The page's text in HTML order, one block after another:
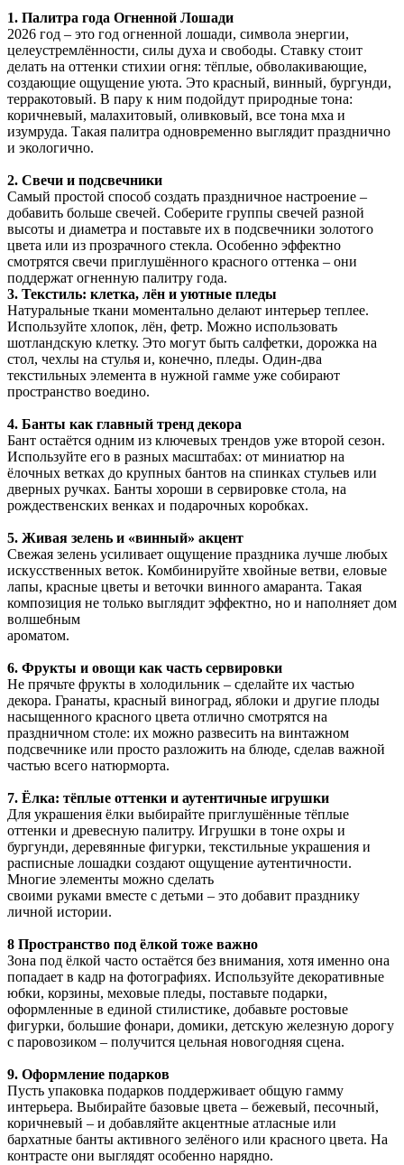
1. Палитра года Огненной Лошади
2026 год – это год огненной лошади, символа энергии,
целеустремлённости, силы духа и свободы. Ставку стоит
делать на оттенки стихии огня: тёплые, обволакивающие,
создающие ощущение уюта. Это красный, винный, бургунди,
терракотовый. В пару к ним подойдут природные тона:
коричневый, малахитовый, оливковый, все тона мха и
изумруда. Такая палитра одновременно выглядит празднично
и экологично.
2. Свечи и подсвечники
Самый простой способ создать праздничное настроение –
добавить больше свечей. Соберите группы свечей разной
высоты и диаметра и поставьте их в подсвечники золотого
цвета или из прозрачного стекла. Особенно эффектно
смотрятся свечи приглушённого красного оттенка – они
поддержат огненную палитру года.
3. Текстиль: клетка, лён и уютные пледы
Натуральные ткани моментально делают интерьер теплее.
Используйте хлопок, лён, фетр. Можно использовать
шотландскую клетку. Это могут быть салфетки, дорожка на
стол, чехлы на стулья и, конечно, пледы. Один-два
текстильных элемента в нужной гамме уже собирают
пространство воедино.
4. Банты как главный тренд декора
Бант остаётся одним из ключевых трендов уже второй сезон.
Используйте его в разных масштабах: от миниатюр на
ёлочных ветках до крупных бантов на спинках стульев или
дверных ручках. Банты хороши в сервировке стола, на
рождественских венках и подарочных коробках.
5. Живая зелень и «винный» акцент
Свежая зелень усиливает ощущение праздника лучше любых
искусственных веток. Комбинируйте хвойные ветви, еловые
лапы, красные цветы и веточки винного амаранта. Такая
композиция не только выглядит эффектно, но и наполняет дом
волшебным
ароматом.
6. Фрукты и овощи как часть сервировки
Не прячьте фрукты в холодильник – сделайте их частью
декора. Гранаты, красный виноград, яблоки и другие плоды
насыщенного красного цвета отлично смотрятся на
праздничном столе: их можно развесить на винтажном
подсвечнике или просто разложить на блюде, сделав важной
частью всего натюрморта.
7. Ёлка: тёплые оттенки и аутентичные игрушки
Для украшения ёлки выбирайте приглушённые тёплые
оттенки и древесную палитру. Игрушки в тоне охры и
бургунди, деревянные фигурки, текстильные украшения и
расписные лошадки создают ощущение аутентичности.
Многие элементы можно сделать
своими руками вместе с детьми – это добавит празднику
личной истории.
8 Пространство под ёлкой тоже важно
Зона под ёлкой часто остаётся без внимания, хотя именно она
попадает в кадр на фотографиях. Используйте декоративные
юбки, корзины, меховые пледы, поставьте подарки,
оформленные в единой стилистике, добавьте ростовые
фигурки, большие фонари, домики, детскую железную дорогу
с паровозиком – получится цельная новогодняя сцена.
9. Оформление подарков
Пусть упаковка подарков поддерживает общую гамму
интерьера. Выбирайте базовые цвета – бежевый, песочный,
коричневый – и добавляйте акцентные атласные или
бархатные банты активного зелёного или красного цвета. На
контрасте они выглядят особенно нарядно.